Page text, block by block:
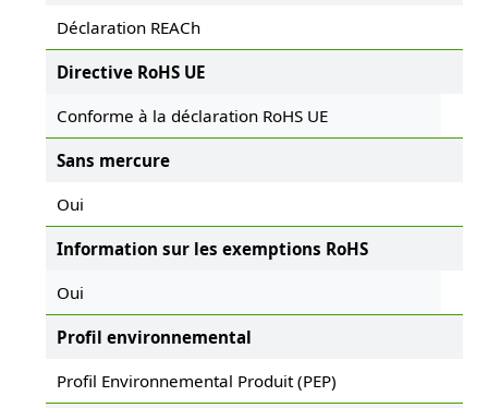
Déclaration REACh
Directive RoHS UE
Conforme à la déclaration RoHS UE
Sans mercure
Oui
Information sur les exemptions RoHS
Oui
Profil environnemental
Profil Environnemental Produit (PEP)